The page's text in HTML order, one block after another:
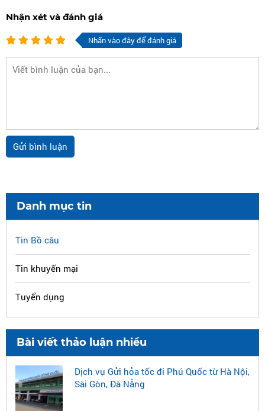
Nhận xét và đánh giá
Nhấn vào đây để đánh giá
Danh mục tin
Tin Bồ câu
Tin khuyến mại
Tuyển dụng
Bài viết thảo luận nhiều
Dịch vụ Gửi hỏa tốc đi Phú Quốc từ Hà Nội,
Sài Gòn, Đà Nẵng